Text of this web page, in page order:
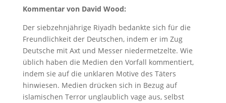
Kommentar von David Wood:
Der siebzehnjährige Riyadh bedankte sich für die
Freundlichkeit der Deutschen, indem er im Zug
Deutsche mit Axt und Messer niedermetzelte. Wie
üblich haben die Medien den Vorfall kommentiert,
indem sie auf die unklaren Motive des Täters
hinwiesen. Medien drücken sich in Bezug auf
islamischen Terror unglaublich vage aus, selbst